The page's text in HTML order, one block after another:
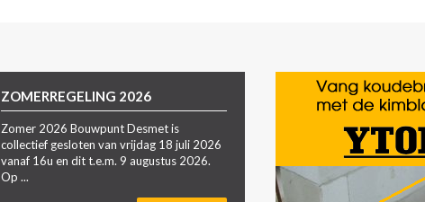
ZOMERREGELING 2026
Zomer 2026 Bouwpunt Desmet is
collectief gesloten van vrijdag 18 juli 2026
vanaf 16u en dit t.e.m. 9 augustus 2026.
Op ...